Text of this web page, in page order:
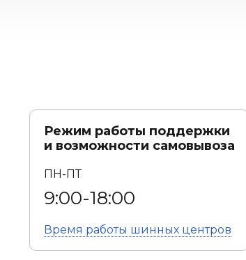
Режим работы поддержки
и возможности самовывоза
ПН-ПТ
9:00-18:00
Время работы шинных центров